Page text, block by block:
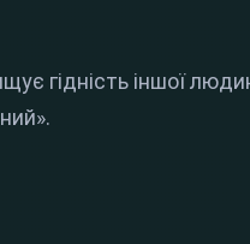
гідність іншої